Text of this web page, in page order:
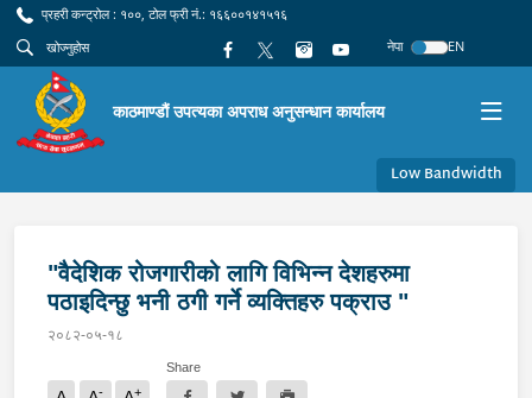
प्रहरी कन्ट्रोल : १००, टोल फ्री नं.: १६६००१४१५१६
नेपा
EN
काठमाण्डौं उपत्यका अपराध अनुसन्धान कार्यालय
Low Bandwidth
"वैदेशिक रोजगारीको लागि विभिन्न देशहरुमा
पठाइदिन्छु भनी ठगी गर्ने व्यक्तिहरु पक्राउ "
२०८२-०५-१८
- +
Share